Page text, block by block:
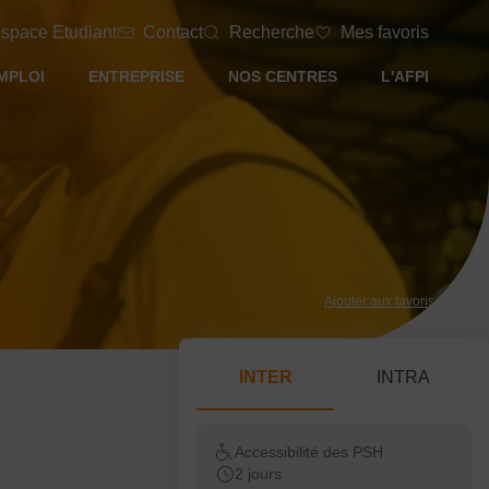
Etudiant Contact Recherche Mes favoris
ENTREPRISE NOS CENTRES L'AFPI
Ajouter aux favoris
INTER INTRA
Accessibilité des PSH
2 jours